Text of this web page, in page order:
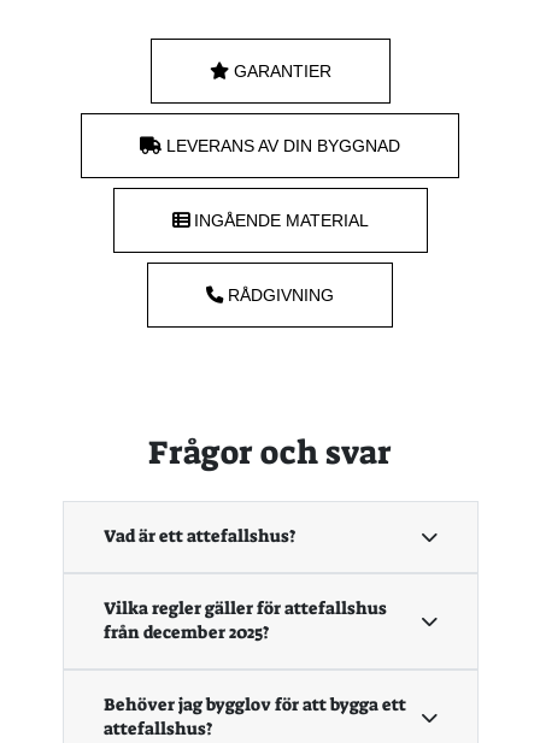
GARANTIER
LEVERANS AV DIN BYGGNAD
INGÅENDE MATERIAL
RÅDGIVNING
Frågor och svar
Vad är ett attefallshus?
Vilka regler gäller för attefallshus
från december 2025?
Behöver jag bygglov för att bygga ett
attefallshus?